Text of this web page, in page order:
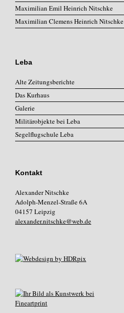
Maximilian Emil Heinrich Nitschke
Maximilian Clemens Heinrich Nitschke
Leba
Alte Zeitungsberichte
Das Kurhaus
Galerie
Militärobjekte bei Leba
Segelflugschule Leba
Kontakt
Alexander Nitschke
Adolph-Menzel-Straße 6A
04157 Leipzig
alexander.nitschke@web.de